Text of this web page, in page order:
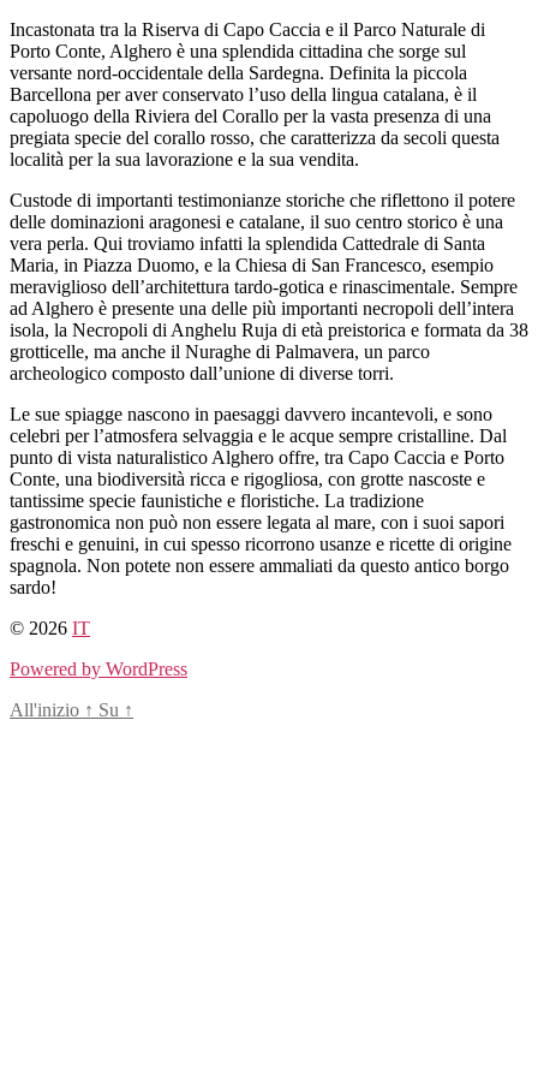
Salta
al
contenuto
Incastonata tra la Riserva di Capo Caccia e il Parco Naturale di
Porto Conte, Alghero è una splendida cittadina che sorge sul
versante nord-occidentale della Sardegna. Definita la piccola
Barcellona per aver conservato l’uso della lingua catalana, è il
capoluogo della Riviera del Corallo per la vasta presenza di una
pregiata specie del corallo rosso, che caratterizza da secoli questa
località per la sua lavorazione e la sua vendita.
Custode di importanti testimonianze storiche che riflettono il potere
delle dominazioni aragonesi e catalane, il suo centro storico è una
vera perla. Qui troviamo infatti la splendida Cattedrale di Santa
Maria, in Piazza Duomo, e la Chiesa di San Francesco, esempio
meraviglioso dell’architettura tardo-gotica e rinascimentale. Sempre
ad Alghero è presente una delle più importanti necropoli dell’intera
isola, la Necropoli di Anghelu Ruja di età preistorica e formata da 38
grotticelle, ma anche il Nuraghe di Palmavera, un parco
archeologico composto dall’unione di diverse torri.
Le sue spiagge nascono in paesaggi davvero incantevoli, e sono
celebri per l’atmosfera selvaggia e le acque sempre cristalline. Dal
punto di vista naturalistico Alghero offre, tra Capo Caccia e Porto
Conte, una biodiversità ricca e rigogliosa, con grotte nascoste e
tantissime specie faunistiche e floristiche. La tradizione
gastronomica non può non essere legata al mare, con i suoi sapori
freschi e genuini, in cui spesso ricorrono usanze e ricette di origine
spagnola. Non potete non essere ammaliati da questo antico borgo
sardo!
© 2026 IT
Powered by WordPress
All'inizio ↑ Su ↑